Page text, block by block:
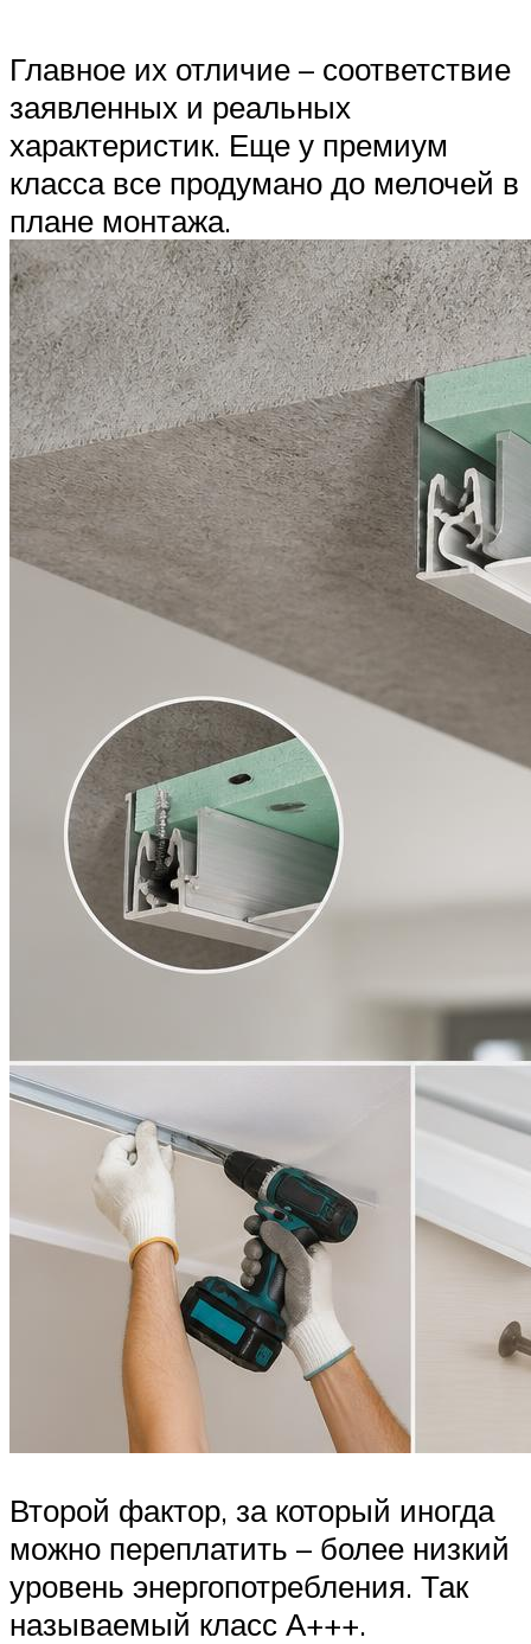
Главное их отличие – соответствие
заявленных и реальных
характеристик. Еще у премиум
класса все продумано до мелочей в
плане монтажа.
Второй фактор, за который иногда
можно переплатить – более низкий
уровень энергопотребления. Так
называемый класс А+++.